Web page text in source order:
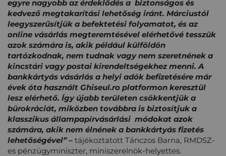
egyre nagyobb az érdeklődés a biztonságos és
kedvező megtakarítási lehetőség iránt. Márciustól
leegyszerűsítjük a befektetési folyamatot, és az
online vásárlás megteremtésével elérhetővé tesszük
azok számára is, akik például külföldön
tartózkodnak, nem tudnak vagy nem szeretnének a
kincstári vagy postai kirendeltségekhez menni. A
bankkártyás vásárlás a helyi adók befizetésére már
évek óta használt Ghiseul.ro platformon keresztül
lesz elérhető. Így újabb területen csökkentjük a
bürokráciát, miközben továbbra is biztosítjuk a
klasszikus állampapírvásárlási módokat azok
számára, akik nem élnének a bankkártyás fizetés
lehetőségével”– tájékoztatott Tánczos Barna, RMDSZ-
es pénzügyminiszter, miniszerelnök-helyettes.